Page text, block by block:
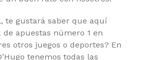
te gustará saber que aquí
apuestas número 1 en
otros juegos o deportes? En
tenemos todas las